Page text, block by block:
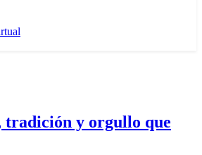
tradición y orgullo que